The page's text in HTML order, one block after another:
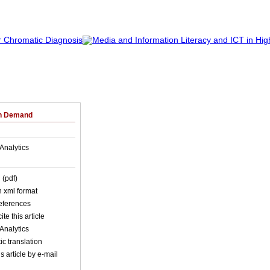
Demand
(pdf)
xml format
this article
translation
article by e-mail